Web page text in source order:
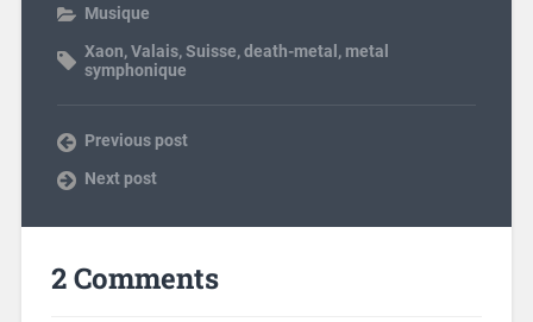
Musique
Xaon,Valais,Suisse,death-metal , metal
symphonique
Previous post
Next post
2 Comments